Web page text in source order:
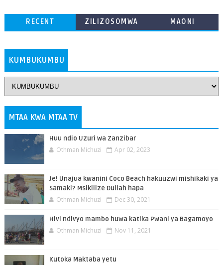
RECENT
ZILIZOSOMWA
MAONI
KUMBUKUMBU
MTAA KWA MTAA TV
Huu ndio Uzuri wa Zanzibar
Othman Michuzi Apr 02, 2023
Je! Unajua kwanini Coco Beach hakuuzwi mishikaki ya
Samaki? Msikilize Dullah hapa
Othman Michuzi Dec 30, 2021
Hivi ndivyo mambo huwa katika Pwani ya Bagamoyo
Othman Michuzi Nov 11, 2021
Kutoka Maktaba yetu